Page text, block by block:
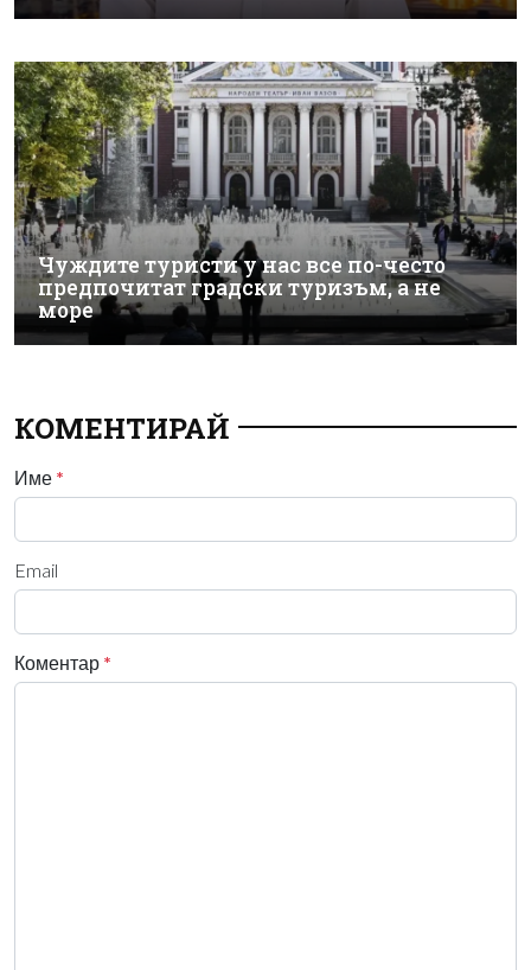
Чуждите туристи у нас все по-често
предпочитат градски туризъм, а не
море
КОМЕНТИРАЙ
Име *
Email
Коментар *